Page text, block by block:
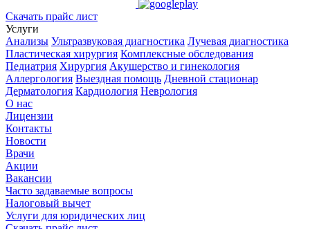
Скачать прайс лист
Услуги
Анализы Ультразвуковая диагностика Лучевая диагностика
Пластическая хирургия Комплексные обследования
Педиатрия Хирургия Акушерство и гинекология
Аллергология Выездная помощь Дневной стационар
Дерматология Кардиология Неврология
О нас
Лицензии
Контакты
Новости
Врачи
Акции
Вакансии
Часто задаваемые вопросы
Налоговый вычет
Услуги для юридических лиц